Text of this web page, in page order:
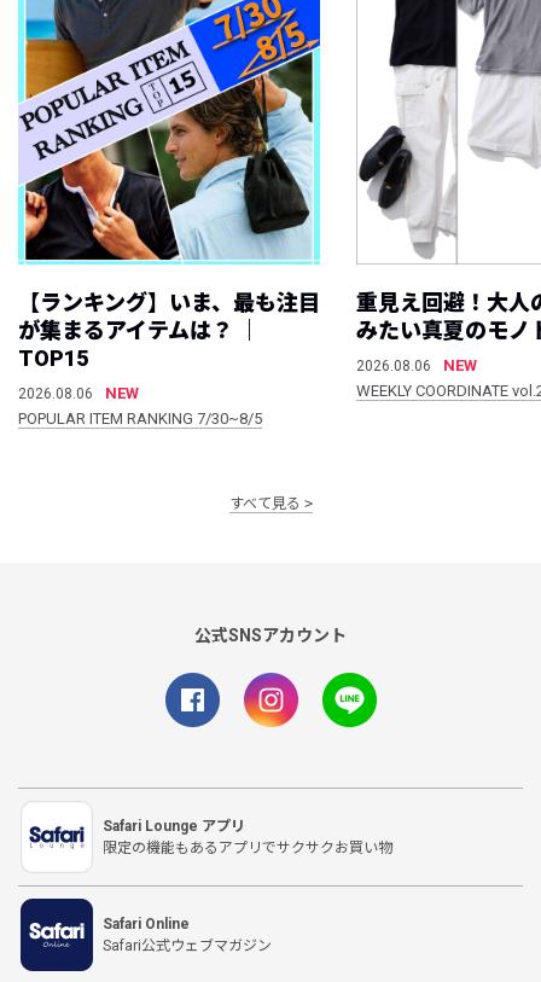
【ランキング】いま、最も注目
が集まるアイテムは？ ｜
TOP15
2026.08.06
NEW
POPULAR ITEM RANKING 7/30~8/5
重見え回避！大人
みたい真夏のモノ
2026.08.06
NEW
WEEKLY COORDINATE
すべて見る
公式SNSアカウント
Safari Lounge アプリ
限定の機能もあるアプリでサクサクお買い物
Safari Online
Safari公式ウェブマガジン